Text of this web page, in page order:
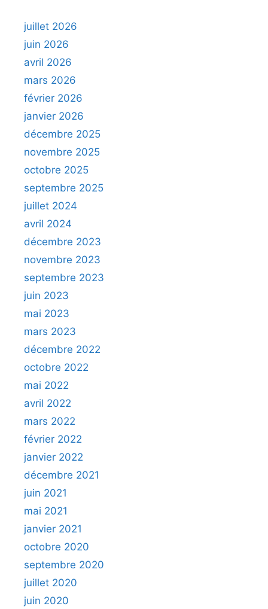
juillet 2026
juin 2026
avril 2026
mars 2026
février 2026
janvier 2026
décembre 2025
novembre 2025
octobre 2025
septembre 2025
juillet 2024
avril 2024
décembre 2023
novembre 2023
septembre 2023
juin 2023
mai 2023
mars 2023
décembre 2022
octobre 2022
mai 2022
avril 2022
mars 2022
février 2022
janvier 2022
décembre 2021
juin 2021
mai 2021
janvier 2021
octobre 2020
septembre 2020
juillet 2020
juin 2020